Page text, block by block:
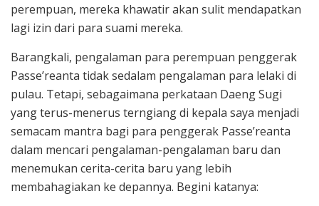
perempuan, mereka khawatir akan sulit mendapatkan
lagi izin dari para suami mereka.
Barangkali, pengalaman para perempuan penggerak
Passe’reanta tidak sedalam pengalaman para lelaki di
pulau. Tetapi, sebagaimana perkataan Daeng Sugi
yang terus-menerus terngiang di kepala saya menjadi
semacam mantra bagi para penggerak Passe’reanta
dalam mencari pengalaman-pengalaman baru dan
menemukan cerita-cerita baru yang lebih
membahagiakan ke depannya. Begini katanya: